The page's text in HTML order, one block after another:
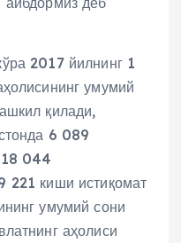
2017 йилнинг 1
умумий
қилади,
6 089
18 044
киши истиқомат
умумий сони
аҳолиси